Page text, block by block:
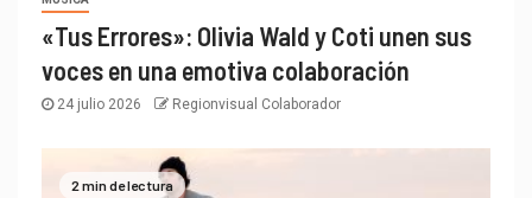
«Tus Errores»: Olivia Wald y Coti unen sus
voces en una emotiva colaboración
24 julio 2026 Regionvisual Colaborador
2 min de lectura